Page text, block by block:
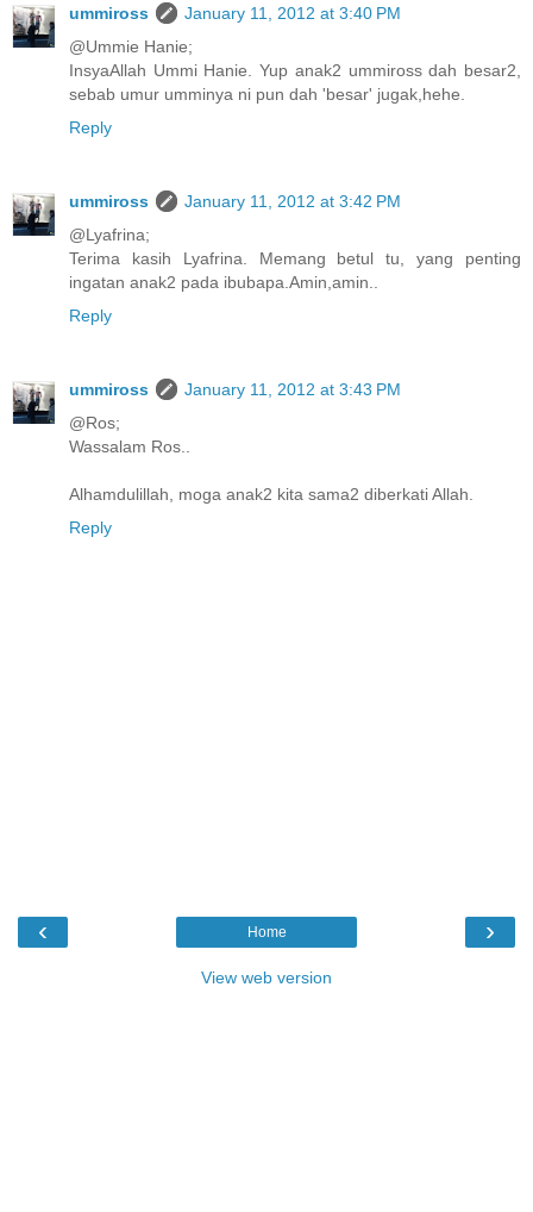
ummiross
January 11, 2012 at 3:40 PM
@Ummie Hanie;
InsyaAllah Ummi Hanie. Yup anak2 ummiross dah besar2,
sebab umur umminya ni pun dah 'besar' jugak,hehe.
Reply
ummiross
January 11, 2012 at 3:42 PM
@Lyafrina;
Terima kasih Lyafrina. Memang betul tu, yang penting
ingatan anak2 pada ibubapa.Amin,amin..
Reply
ummiross
January 11, 2012 at 3:43 PM
@Ros;
Wassalam Ros..
Alhamdulillah, moga anak2 kita sama2 diberkati Allah.
Reply
‹ ›
Home
View web version